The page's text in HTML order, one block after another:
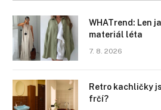
WHATrend: Len
materiál léta
7. 8. 2026
Retro kachličky
frčí?